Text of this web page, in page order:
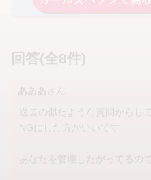
回答(全8件)
あああ さん
過去の似たような質問からして
NGにした方がいいです
あなたを管理したがってるので